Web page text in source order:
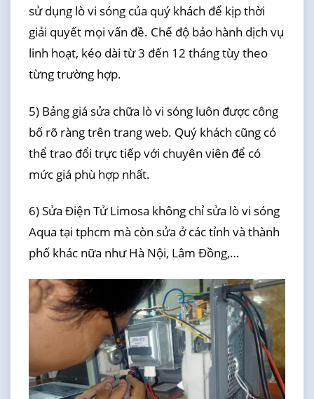
sử dụng lò vi sóng của quý khách để kịp thời
giải quyết mọi vấn đề. Chế độ bảo hành dịch vụ
linh hoạt, kéo dài từ 3 đến 12 tháng tùy theo
từng trường hợp.
5) Bảng giá sửa chữa lò vi sóng luôn được công
bố rõ ràng trên trang web. Quý khách cũng có
thể trao đổi trực tiếp với chuyên viên để có
mức giá phù hợp nhất.
6) Sửa Điện Tử Limosa không chỉ sửa lò vi sóng
Aqua tại tphcm mà còn sửa ở các tỉnh và thành
phố khác nữa như Hà Nội, Lâm Đồng,…